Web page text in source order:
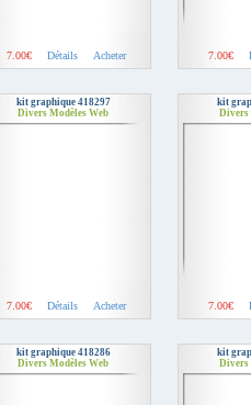
7.00€ Détails Acheter 7.00€
kit graphique 418297
Divers Modèles Web
7.00€ Détails Acheter
kit
Divers
7.00€
kit graphique 418286
Divers Modèles Web
kit
Divers